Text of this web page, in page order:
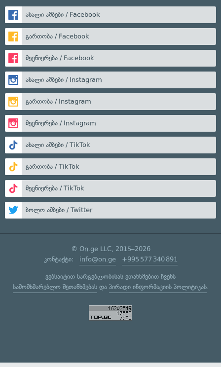
ახალი ამბები / Facebook
გართობა / Facebook
მეცნიერება / Facebook
ახალი ამბები / Instagram
გართობა / Instagram
მეცნიერება / Instagram
ახალი ამბები / TikTok
გართობა / TikTok
მეცნიერება / TikTok
ბოლო ამბები / Twitter
© On.ge LLC, 2015–2026
კონტაქტი: info@on.ge +995 577 340 891
ვებსაიტით სარგებლობისას ეთანხმებით ჩვენს
სამომხმარებლო შეთანხმებასდა პირადი ინფორმაციის პოლიტიკას.